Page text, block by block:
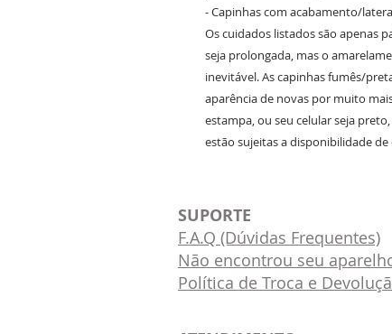
- Capinhas com acabamento/
Os cuidados listados são apenas
seja prolongada, mas o
inevitável. As capinhas fumês/
aparência de novas por muito
estampa, ou seu celular seja
estão sujeitas a disponibilidade de
SUPORTE
F.A.Q (Dúvidas Frequentes)
Não encontrou seu
Política de Troca e